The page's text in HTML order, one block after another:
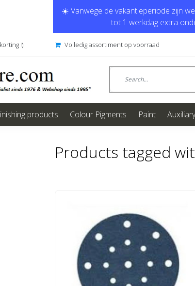
☀️ Vanwege de vakantieperiode zijn
tot 1 werkdag extra
!) Volledig assortiment op voorraad
products Colour Pigments Paint
Products tagged